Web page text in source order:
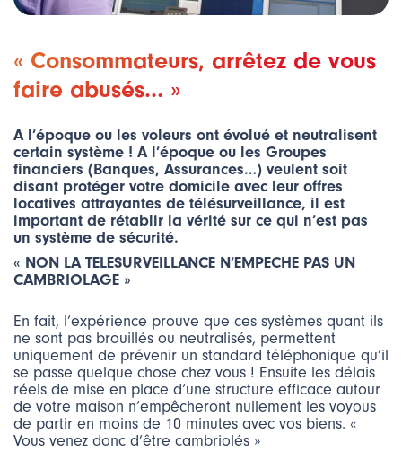
« Consommateurs, arrêtez de vous
faire abusés… »
A l’époque ou les voleurs ont évolué et neutralisent
certain système ! A l’époque ou les Groupes
financiers (Banques, Assurances…) veulent soit
disant protéger votre domicile avec leur offres
locatives attrayantes de télésurveillance, il est
important de rétablir la vérité sur ce qui n’est pas
un système de sécurité.
« NON LA TELESURVEILLANCE N’EMPECHE PAS UN
CAMBRIOLAGE »
En fait, l’expérience prouve que ces systèmes quant ils
ne sont pas brouillés ou neutralisés, permettent
uniquement de prévenir un standard téléphonique qu’il
se passe quelque chose chez vous ! Ensuite les délais
réels de mise en place d’une structure efficace autour
de votre maison n’empêcheront nullement les voyous
de partir en moins de 10 minutes avec vos biens. «
Vous venez donc d’être cambriolés »